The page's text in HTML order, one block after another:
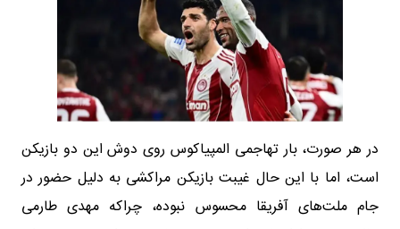
در هر صورت، بار تهاجمی المپیاکوس روی دوش این دو بازیکن
است، اما با این حال غیبت بازیکن مراکشی به دلیل حضور در
جام ملت‌های آفریقا محسوس نبوده، چراکه مهدی طارمی